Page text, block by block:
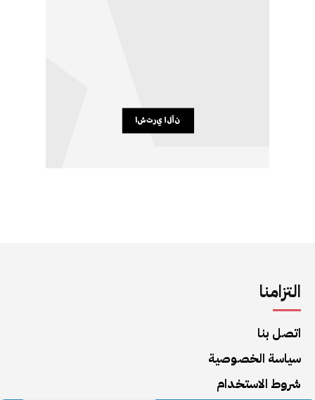
التزامنا
اتصل بنا
سياسة الخصوصية
شروط الاستخدام